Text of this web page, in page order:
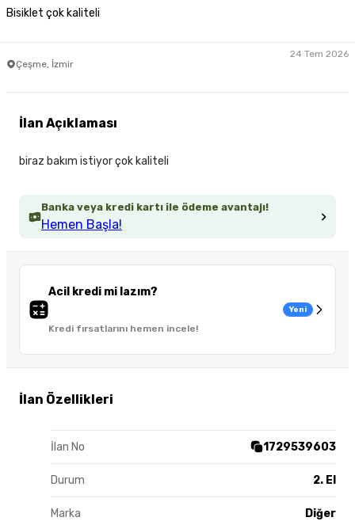
Bisiklet çok kaliteli
Çeşme, İzmir
24 Tem 2026
Banka veya kredi kartı ile ödeme avantajı!
Hemen Başla!
Acil kredi mi lazım?
Kredi fırsatlarını hemen incele!
Yeni
İlan Özellikleri
İlan No 1729539603
Durum 2. El
Marka Diğer
İlan Açıklaması
biraz bakım istiyor çok kaliteli